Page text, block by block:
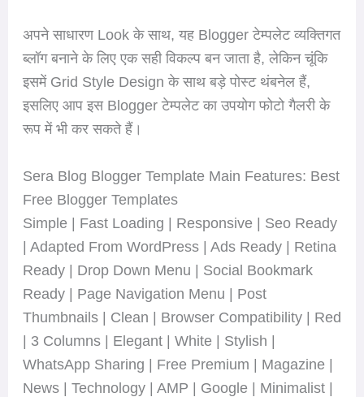
अपने साधारण Look के साथ, यह Blogger टेम्पलेट व्यक्तिगत
ब्लॉग बनाने के लिए एक सही विकल्प बन जाता है, लेकिन चूंकि
इसमें Grid Style Design के साथ बड़े पोस्ट थंबनेल हैं,
इसलिए आप इस Blogger टेम्पलेट का उपयोग फोटो गैलरी के
रूप में भी कर सकते हैं।
Sera Blog Blogger Template Main Features: Best
Free Blogger Templates
Simple | Fast Loading | Responsive | Seo Ready
| Adapted From WordPress | Ads Ready | Retina
Ready | Drop Down Menu | Social Bookmark
Ready | Page Navigation Menu | Post
Thumbnails | Clean | Browser Compatibility | Red
| 3 Columns | Elegant | White | Stylish |
WhatsApp Sharing | Free Premium | Magazine |
News | Technology | AMP | Google | Minimalist |